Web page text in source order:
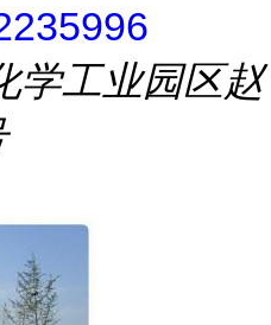
学工业园区赵